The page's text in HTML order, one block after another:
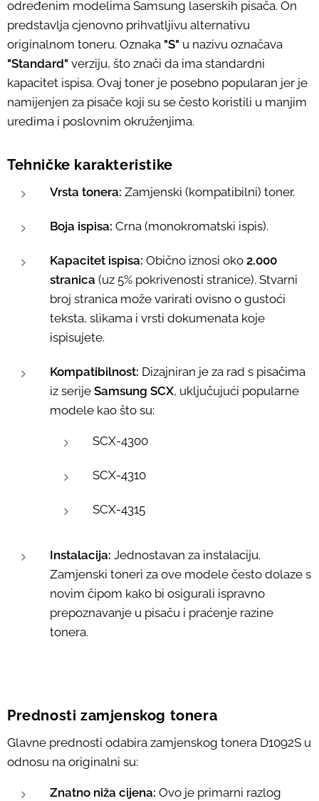
određenim modelima Samsung laserskih pisača. On
predstavlja cjenovno prihvatljivu alternativu
originalnom toneru. Oznaka "S" u nazivu označava
"Standard" verziju, što znači da ima standardni
kapacitet ispisa. Ovaj toner je posebno popularan jer je
namijenjen za pisače koji su se često koristili u manjim
uredima i poslovnim okruženjima.
Tehničke karakteristike
Vrsta tonera: Zamjenski (kompatibilni) toner.
Boja ispisa: Crna (monokromatski ispis).
Kapacitet ispisa: Obično iznosi oko 2.000
stranica (uz 5% pokrivenosti stranice). Stvarni
broj stranica može varirati ovisno o gustoći
teksta, slikama i vrsti dokumenata koje
ispisujete.
Kompatibilnost: Dizajniran je za rad s pisačima
iz serije Samsung SCX, uključujući popularne
modele kao što su:
SCX-4300
SCX-4310
SCX-4315
Instalacija: Jednostavan za instalaciju.
Zamjenski toneri za ove modele često dolaze s
novim čipom kako bi osigurali ispravno
prepoznavanje u pisaču i praćenje razine
tonera.
Prednosti zamjenskog tonera
Glavne prednosti odabira zamjenskog tonera D1092S u
odnosu na originalni su:
Znatno niža cijena: Ovo je primarni razlog